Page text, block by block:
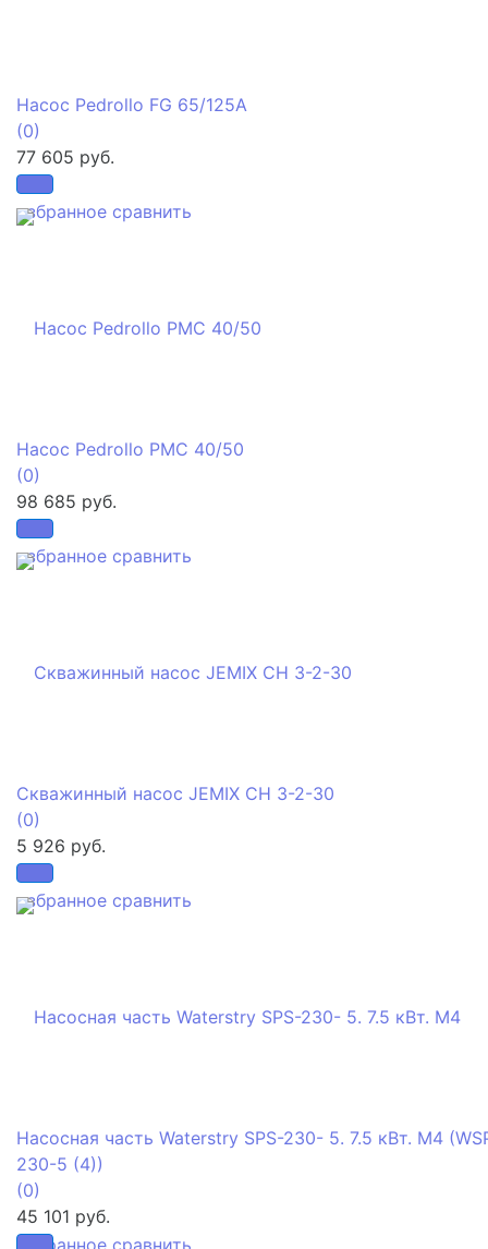
избранное сравнить
Насос Pedrollo FG 65/125A
(0)
77 605 руб.
избранное сравнить
Насос Pedrollo PMC 40/50
(0)
98 685 руб.
избранное сравнить
Скважинный насос JEMIX СН 3-2-30
(0)
5 926 руб.
избранное сравнить
Насосная часть Waterstry SPS-230- 5. 7.5 кВт. M4
230-5 (4))
(0)
45 101 руб.